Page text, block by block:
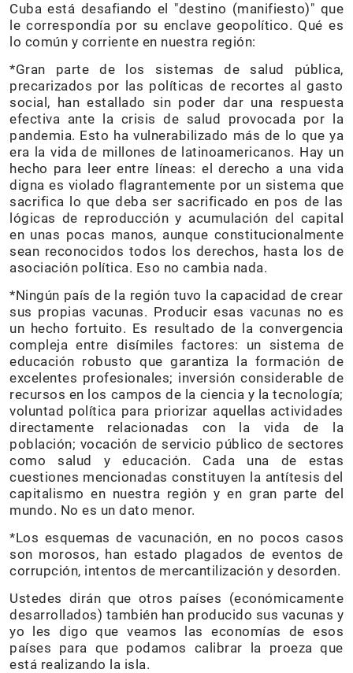
Cuba está desafiando el "destino (manifiesto)" que
le correspondía por su enclave geopolítico. Qué es
lo común y corriente en nuestra región:
*Gran parte de los sistemas de salud pública,
precarizados por las políticas de recortes al gasto
social, han estallado sin poder dar una respuesta
efectiva ante la crisis de salud provocada por la
pandemia. Esto ha vulnerabilizado más de lo que ya
era la vida de millones de latinoamericanos. Hay un
hecho para leer entre líneas: el derecho a una vida
digna es violado flagrantemente por un sistema que
sacrifica lo que deba ser sacrificado en pos de las
lógicas de reproducción y acumulación del capital
en unas pocas manos, aunque constitucionalmente
sean reconocidos todos los derechos, hasta los de
asociación política. Eso no cambia nada.
*Ningún país de la región tuvo la capacidad de crear
sus propias vacunas. Producir esas vacunas no es
un hecho fortuito. Es resultado de la convergencia
compleja entre disímiles factores: un sistema de
educación robusto que garantiza la formación de
excelentes profesionales; inversión considerable de
recursos en los campos de la ciencia y la tecnología;
voluntad política para priorizar aquellas actividades
directamente relacionadas con la vida de la
población; vocación de servicio público de sectores
como salud y educación. Cada una de estas
cuestiones mencionadas constituyen la antítesis del
capitalismo en nuestra región y en gran parte del
mundo. No es un dato menor.
*Los esquemas de vacunación, en no pocos casos
son morosos, han estado plagados de eventos de
corrupción, intentos de mercantilización y desorden.
Ustedes dirán que otros países (económicamente
desarrollados) también han producido sus vacunas y
yo les digo que veamos las economías de esos
países para que podamos calibrar la proeza que
está realizando la isla.